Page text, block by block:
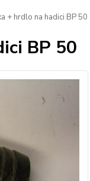
+ hrdlo na hadici BP 50
BP 50